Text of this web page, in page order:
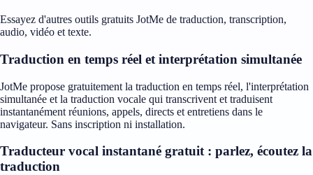
Essayez d'autres outils gratuits JotMe de traduction, transcription,
audio, vidéo et texte.
Traduction en temps réel et interprétation simultanée
JotMe propose gratuitement la traduction en temps réel, l'interprétation
simultanée et la traduction vocale qui transcrivent et traduisent
instantanément réunions, appels, directs et entretiens dans le
navigateur. Sans inscription ni installation.
Traducteur vocal instantané gratuit : parlez, écoutez la
traduction